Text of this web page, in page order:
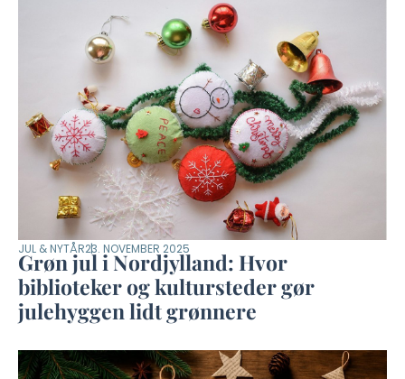
JUL & NYTÅR23. NOVEMBER 2025
Grøn jul i Nordjylland: Hvor
biblioteker og kultursteder gør
julehyggen lidt grønnere